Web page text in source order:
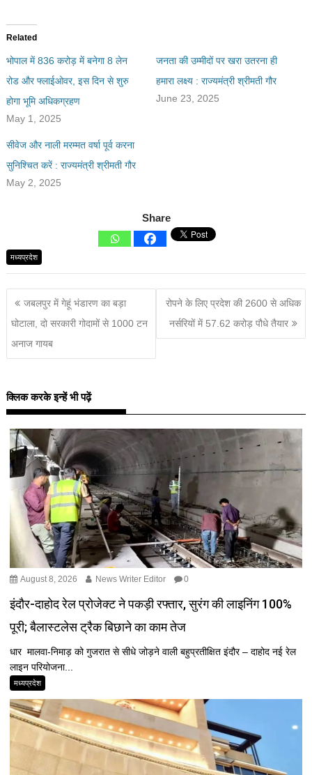
Related
भोपाल में 836 करोड़ में बनेगा 8 लेन
रोड और फ्लाईओवर, इस दिन से शुरु
होगा भूमि अधिकग्रहण
May 1, 2025
जनता की उम्मीदों पर खरा उतरना ही
हमारा लक्ष्य : राज्यमंत्री श्रीमती गौर
June 23, 2025
सीवेज और नाली मरम्मत वर्षा पूर्व करना
सुनिश्चित करें : राज्यमंत्री श्रीमती गौर
May 2, 2025
Share
मध्यप्रदेश
जबलपुर में गेहूं भंडारण का बड़ा
घोटाला, दो सरकारी गोदामों से 1000 टन
अनाज गायब
रोपने के लिए प्रदेश की 2600 से अधिक
नर्सरियों में 57.62 करोड़ पौधे तैयार
क्लिक करके इन्हें भी पढ़ें
August 8, 2026 News Writer Editor 0
इंदौर-दाहोद रेल प्रोजेक्ट ने पकड़ी रफ्तार, सुरंग की लाइनिंग 100%
पूरी; बैलास्टलेस ट्रैक बिछाने का काम तेज
धार मालवा-निमाड़ को गुजरात से सीधे जोड़ने वाली बहुप्रतीक्षित इंदौर – दाहोद नई रेल
लाइन परियोजना...
मध्यप्रदेश